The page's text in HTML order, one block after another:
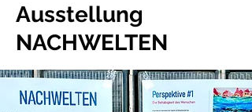
Ausstellung
NACHWELTEN